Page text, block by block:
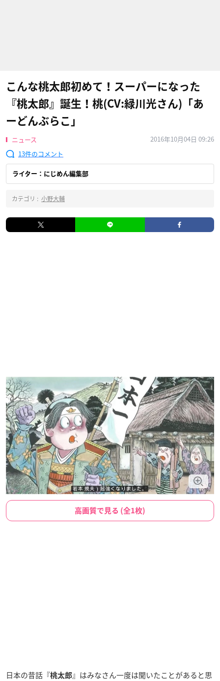
こんな桃太郎初めて！スーパーになった
『桃太郎』誕生！桃(CV:緑川光さん)「あ
ーどんぶらこ」
ニュース
2016年10月04日 09:26
13
ライター：にじめん編集部
カテゴリ : 小野大輔
高画質で見る (全1枚)
日本の昔話『桃太郎』はみなさん一度は聞いたことがあると思